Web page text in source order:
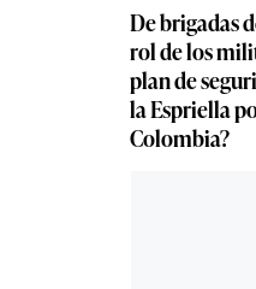
De brigadas
rol de los
plan de
la Espriella
Colombia?